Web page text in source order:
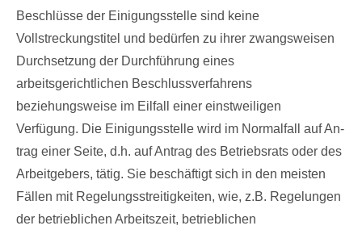
Beschlüsse der Einigungsstelle sind keine
Vollstreckungstitel und bedürfen zu ihrer zwangsweisen
Durchsetzung der Durchführung eines
arbeitsgerichtlichen Beschlussverfahrens
beziehungsweise im Eilfall einer einstweiligen
Verfügung. Die Ei­ni­gungs­stel­le wird im Nor­mal­fall auf An­
trag ei­ner Sei­te, d.h. auf An­trag des Be­triebs­rats oder des
Ar­beit­ge­bers, tätig. Sie beschäftigt sich in den meisten
Fällen mit Regelungsstreitigkeiten, wie, z.B. Regelungen
der betrieblichen Arbeitszeit, betrieblichen